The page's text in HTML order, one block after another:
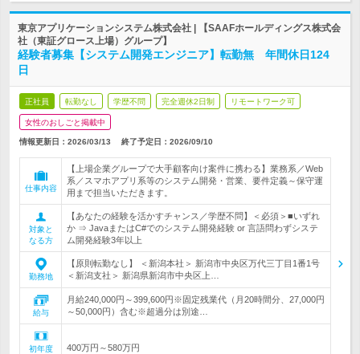
東京アプリケーションシステム株式会社 | 【SAAFホールディングス株式会
社（東証グロース上場）グループ】
経験者募集【システム開発エンジニア】転勤無 年間休日124
日
正社員 転勤なし 学歴不問 完全週休2日制 リモートワーク可
女性のおしごと掲載中
情報更新日：2026/03/13 終了予定日： 2026/09/10
仕事内容
【上場企業グループで大手顧客向け案件に携わる】業務系／Web
系／スマホアプリ系等のシステム開発・営業、要件定義～保守運
用まで担当いただきます。
対象と
なる方
【あなたの経験を活かすチャンス／学歴不問】＜必須＞■いずれ
か ⇒ JavaまたはC#でのシステム開発経験 or 言語問わずシステ
ム開発経験3年以上
勤務地
【原則転勤なし】 ＜新潟本社＞ 新潟市中央区万代三丁目1番1号
＜新潟支社＞ 新潟県新潟市中央区上…
給与
月給240,000円～399,600円※固定残業代（月20時間分、27,000円
～50,000円）含む※超過分は別途…
初年度
400万円～580万円